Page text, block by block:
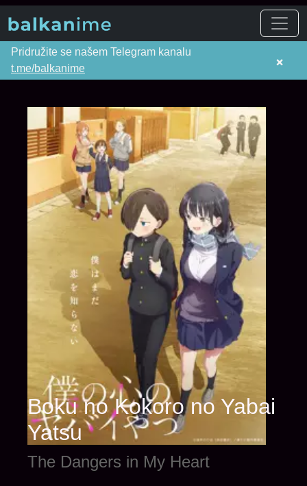
Pridružite se našem Telegram kanalu
t.me/balkanime
×
Boku no Kokoro no Yabai
Yatsu
The Dangers in My Heart